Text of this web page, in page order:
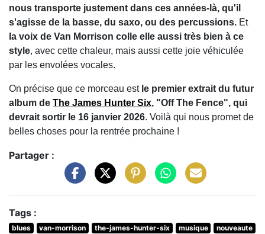
nous transporte justement dans ces années-là, qu'il
s'agisse de la basse, du saxo, ou des percussions. Et
la voix de Van Morrison colle elle aussi très bien à ce
style, avec cette chaleur, mais aussi cette joie véhiculée
par les envolées vocales.
On précise que ce morceau est le premier extrait du futur
album de The James Hunter Six, "Off The Fence", qui
devrait sortir le 16 janvier 2026. Voilà qui nous promet de
belles choses pour la rentrée prochaine !
Partager :
Tags :
blues van-morrison the-james-hunter-six musique
nouveaute